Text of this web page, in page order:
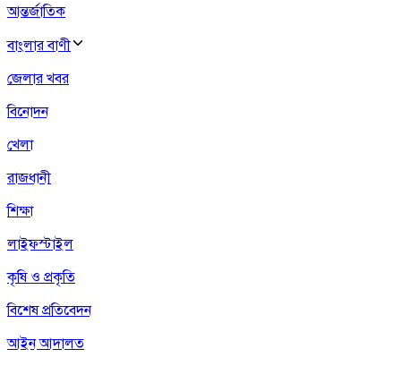
আন্তর্জাতিক
বাংলার বাণী
জেলার খবর
বিনোদন
খেলা
রাজধানী
শিক্ষা
লাইফস্টাইল
কৃষি ও প্রকৃতি
বিশেষ প্রতিবেদন
আইন আদালত